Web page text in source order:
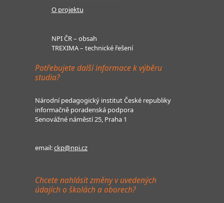
O projektu
NPI ČR – obsah
TREXIMA – technické řešení
Potřebujete další informace k výběru
studia?
Národní pedagogický institut České republiky
informačně poradenská podpora
Senovážné náměstí 25, Praha 1
email:ckp@npi.cz
Chcete nahlásit změny v uvedených
údajích o školách a oborech?